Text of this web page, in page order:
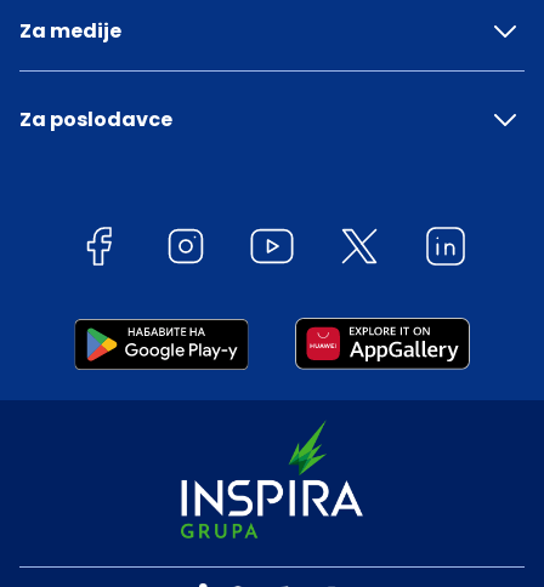
Za medije
Za poslodavce